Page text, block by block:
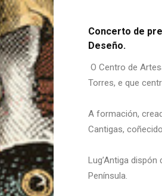
Concerto de
Deseño.
O Centro de
Torres, e que
A formación,
Cantigas,
Lug’Antiga
Península.